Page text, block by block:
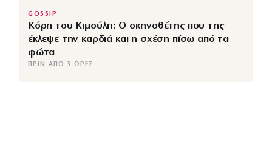
GOSSIP
Κόρη του Κιμούλη: Ο σκηνοθέτης που της
έκλεψε την καρδιά και η σχέση πίσω από τα
φώτα
ΠΡΙΝ ΑΠΌ 3 ΏΡΕΣ